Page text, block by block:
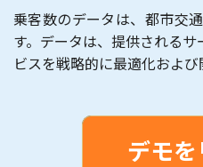
乗客数のデータは、都市交
す。データは、提供される
ビスを戦略的に最適化および
デモ